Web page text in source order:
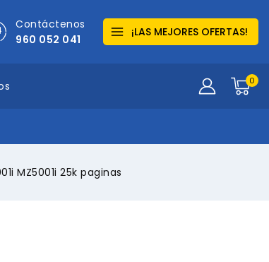
Contáctenos
960 052 041
¡LAS MEJORES OFERTAS!
0
MZ5001i 25k paginas